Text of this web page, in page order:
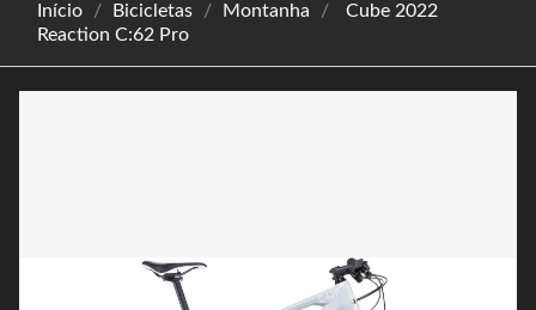
Início Bicicletas Montanha
Cube 2022
Reaction C:62 Pro